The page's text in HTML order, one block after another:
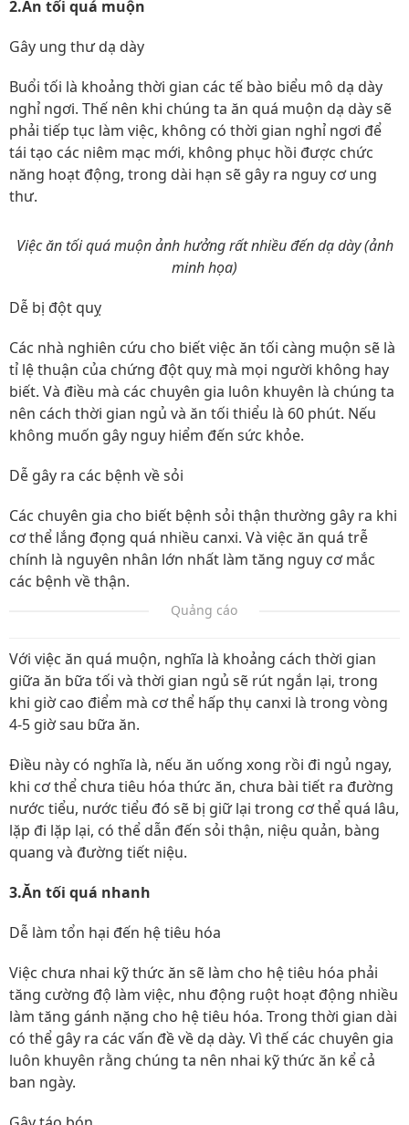
2.Ăn tối quá muộn
Gây ung thư dạ dày
Buổi tối là khoảng thời gian các tế bào biểu mô dạ dày
nghỉ ngơi. Thế nên khi chúng ta ăn quá muộn dạ dày sẽ
phải tiếp tục làm việc, không có thời gian nghỉ ngơi để
tái tạo các niêm mạc mới, không phục hồi được chức
năng hoạt động, trong dài hạn sẽ gây ra nguy cơ ung
thư.
Việc ăn tối quá muộn ảnh hưởng rất nhiều đến dạ dày (ảnh
minh họa)
Dễ bị đột quỵ
Các nhà nghiên cứu cho biết việc ăn tối càng muộn sẽ là
tỉ lệ thuận của chứng đột quỵ mà mọi người không hay
biết. Và điều mà các chuyên gia luôn khuyên là chúng ta
nên cách thời gian ngủ và ăn tối thiểu là 60 phút. Nếu
không muốn gây nguy hiểm đến sức khỏe.
Dễ gây ra các bệnh về sỏi
Các chuyên gia cho biết bệnh sỏi thận thường gây ra khi
cơ thể lắng đọng quá nhiều canxi. Và việc ăn quá trễ
chính là nguyên nhân lớn nhất làm tăng nguy cơ mắc
các bệnh về thận.
Quảng cáo
Với việc ăn quá muộn, nghĩa là khoảng cách thời gian
giữa ăn bữa tối và thời gian ngủ sẽ rút ngắn lại, trong
khi giờ cao điểm mà cơ thể hấp thụ canxi là trong vòng
4-5 giờ sau bữa ăn.
Điều này có nghĩa là, nếu ăn uống xong rồi đi ngủ ngay,
khi cơ thể chưa tiêu hóa thức ăn, chưa bài tiết ra đường
nước tiểu, nước tiểu đó sẽ bị giữ lại trong cơ thể quá lâu,
lặp đi lặp lại, có thể dẫn đến sỏi thận, niệu quản, bàng
quang và đường tiết niệu.
3.Ăn tối quá nhanh
Dễ làm tổn hại đến hệ tiêu hóa
Việc chưa nhai kỹ thức ăn sẽ làm cho hệ tiêu hóa phải
tăng cường độ làm việc, nhu động ruột hoạt động nhiều
làm tăng gánh nặng cho hệ tiêu hóa. Trong thời gian dài
có thể gây ra các vấn đề về dạ dày. Vì thế các chuyên gia
luôn khuyên rằng chúng ta nên nhai kỹ thức ăn kể cả
ban ngày.